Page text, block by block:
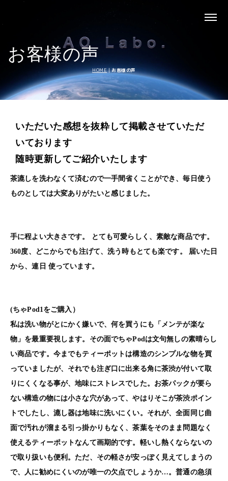
お客様の声
HOME|お客様の声
いただいた感想を抜粋して掲載させていただ
いております
随時更新してご紹介いたします
茶漉しを洗わなくて済むので一手間省くことができ、毎日使う
ものとしては大変ありがたいと感じました。
手に程よい大きさです。 とても可愛らしく、素敵な商品です。
360度、どこからでも注げて、洗う時もとても楽です。 届いた日
から、連日 使っています。
(ちゃPod1をご購入）
私は洗い物がとにかく嫌いで、何を買うにも「メンテが楽な
物」を最重要視します。その面でちゃPodは文句無しの素晴らし
い商品です。今までもティーポットは構造のシンプルな物を買
っていましたが、それでも注ぎ口に出来る角に茶渋が付いて取
りにくくなる事が、地味にストレスでした。お茶パックが要ら
ない構造の物には小さな穴があって、やはりそこが茶渋ポイン
トでしたし、漉し器は地味に洗いにくい。それが、全面同じ曲
面で汚れが溜まる引っ掛かりもなく、茶葉をそのまま問題なく
使えるティーポットなんて画期的です。軽いし熱くならないの
で取り扱いも便利。ただ、その軽さが安っぽく見えてしまうの
で、人に勧めにくいのが唯一の欠点でしょうか…。普通の急須